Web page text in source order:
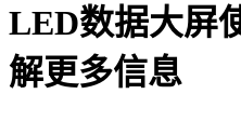
LED数据大屏
解更多信息